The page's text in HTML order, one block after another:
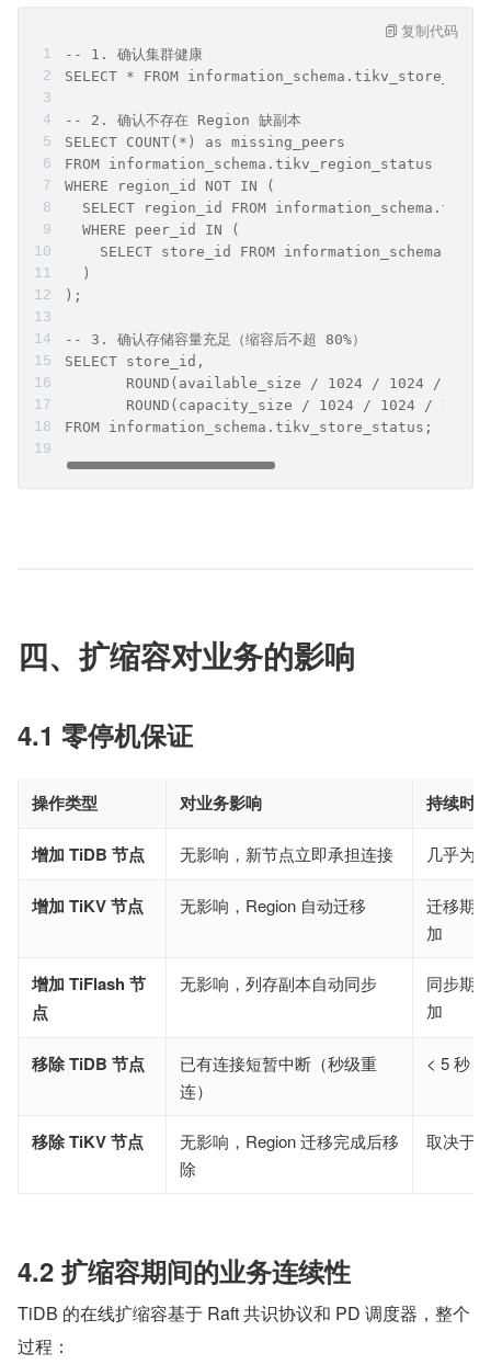
-- 1. 确认集群健康
SELECT * FROM
-- 2. 确认不存在 Region 缺副本
SELECT COUNT(*) as missing_peers
FROM information_schema.tikv_region_status
WHERE region_id NOT IN (
SELECT region_id FROM
  WHERE peer_id IN (
SELECT store_id FROM
  )
);
-- 3. 确认存储容量充足（缩容后不超 80%）
SELECT store_id,
ROUND(available_size / 1024 / 1024 /
ROUND(capacity_size / 1024 / 1024 / 1024)
FROM information_schema.tikv_store_status;
复制代码
四、扩缩容对业务的影响
4.1 零停机保证
操作类型 对业务影响 持续时间
增加 TiDB 节点 无影响，新节点立即承担连接 几乎为零
增加 TiKV 节点 无影响，Region 自动迁移
迁移期
加
增加 TiFlash 节
点
无影响，列存副本自动同步
同步期
加
移除 TiDB 节点
已有连接短暂中断（秒级重
连）
< 5 秒
移除 TiKV 节点
无影响，Region 迁移完成后移
除
取决于
4.2 扩缩容期间的业务连续性
TiDB 的在线扩缩容基于 Raft 共识协议和 PD 调度器，整个
过程：